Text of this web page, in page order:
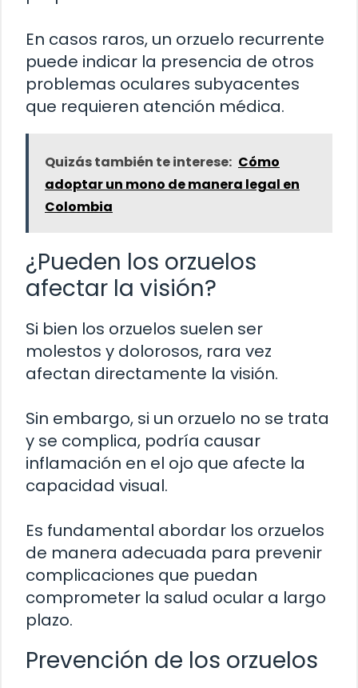
En casos raros, un orzuelo recurrente
puede indicar la presencia de otros
problemas oculares subyacentes
que requieren atención médica.
Quizás también te interese: Cómo
adoptar un mono de manera legal en
Colombia
¿Pueden los orzuelos
afectar la visión?
Si bien los orzuelos suelen ser
molestos y dolorosos, rara vez
afectan directamente la visión.
Sin embargo, si un orzuelo no se trata
y se complica, podría causar
inflamación en el ojo que afecte la
capacidad visual.
Es fundamental abordar los orzuelos
de manera adecuada para prevenir
complicaciones que puedan
comprometer la salud ocular a largo
plazo.
Prevención de los orzuelos